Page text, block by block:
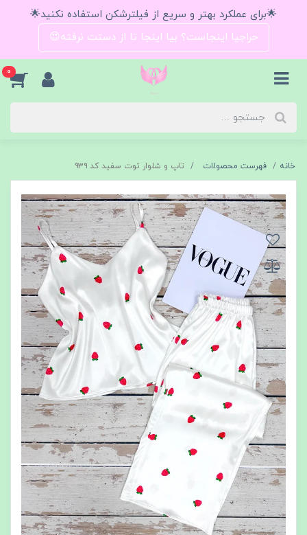
🌟برای عملکرد بهتر و سریع از فیلترشکن استفاده نکنید🌟
حراجیا اینجاست؟ بیا اینجا تا از دستت نرفته😍
0
خانه فهرست محصولات تاپ و شلوار توت سفید کد ۹۳۹